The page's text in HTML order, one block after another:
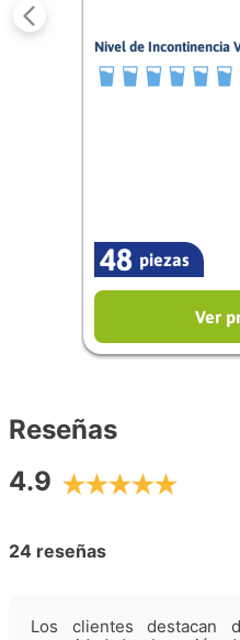
Nivel de Incontinencia
9/10
piezas
48
Ver
Reseñas
4.9
24 reseñas
Los clientes destacan